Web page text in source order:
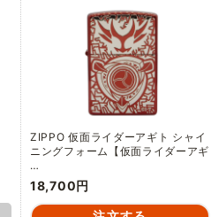
ZIPPO 仮面ライダーアギト シャイ
ニングフォーム【仮面ライダーアギ
…
18,700円